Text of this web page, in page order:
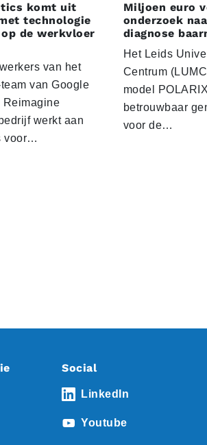
komt uit
technologie
de werkvloer
van het
van Google
Reimagine
werkt aan
voor…
Miljoen euro
onderzoek
diagnose
Het Leids
Centrum
model
betrouwbaar
voor de…
Social
LinkedIn
Youtube